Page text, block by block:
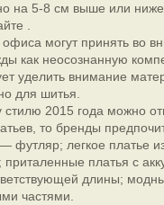
на 5-8 см выше или ниже
.
офиса могут принять во
как неосознанную
уделить внимание
для шитья.
2015 года можно
то бренды
— футляр; легкое платье
платья с
длины;
частями.